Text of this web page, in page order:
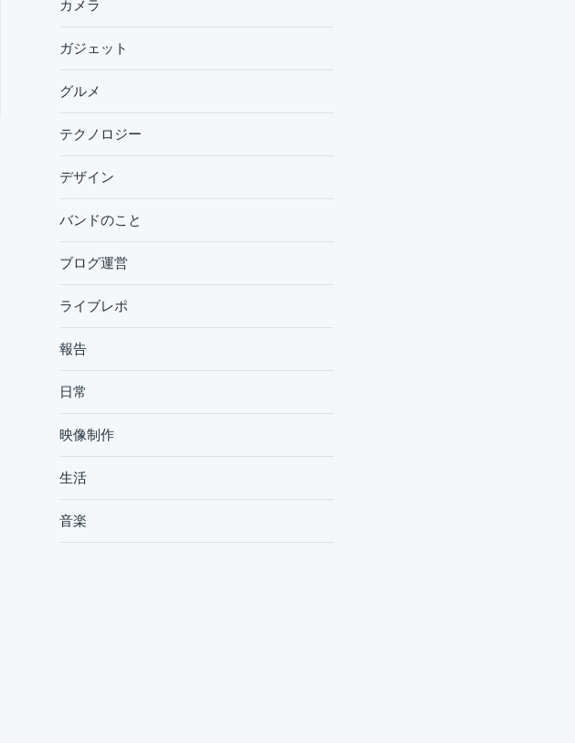
カメラ
ガジェット
グルメ
テクノロジー
デザイン
バンドのこと
ブログ運営
ライブレポ
報告
日常
映像制作
生活
音楽